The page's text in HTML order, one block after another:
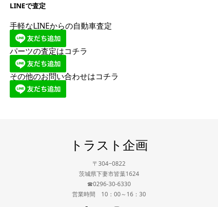
LINEで査定
手軽なLINEからの自動車査定
パーツの査定はコチラ
その他のお問い合わせはコチラ
トラスト企画
〒304−0822
茨城県下妻市皆葉1624
☎0296-30-6330
営業時間 10：00～16：30